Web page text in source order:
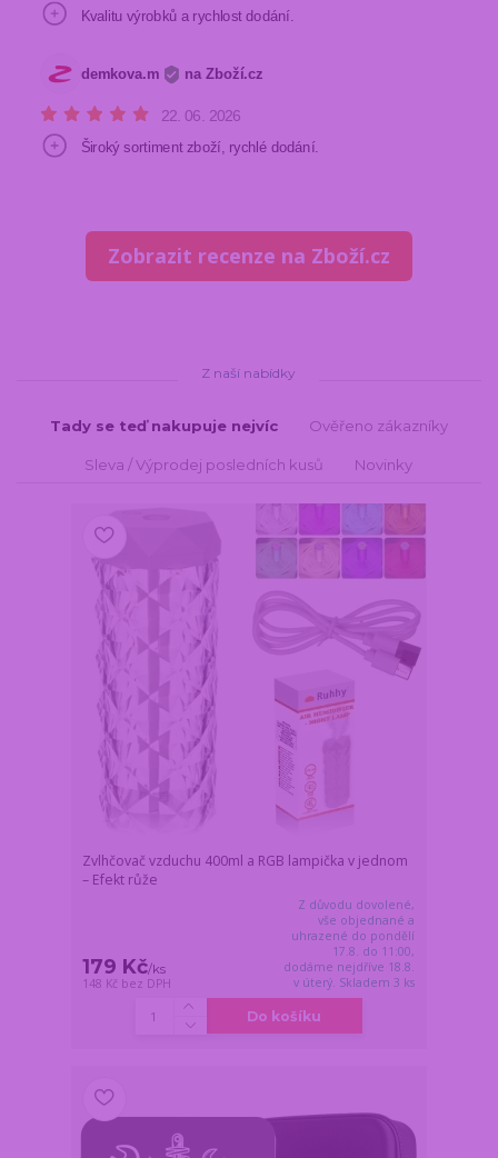
Zobrazit recenze na Zboží.cz
Z naší nabídky
Tady se teď nakupuje nejvíc Ověřeno zákazníky
Sleva / Výprodej posledních kusů Novinky
Zvlhčovač vzduchu 400ml a RGB lampička v jednom
– Efekt růže
179 Kč/ks
148 Kč bez DPH
Z důvodu dovolené,
vše objednané a
uhrazené do pondělí
17.8. do 11:00,
dodáme nejdříve 18.8.
v úterý. Skladem 3 ks
Do košíku